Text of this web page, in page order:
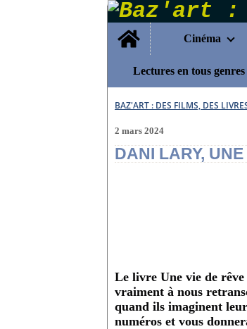
Home
Cinéma
Lectures en tous genres
BAZ'ART : DES FILMS, DES
2 mars 2024
DANI LARY,
Le livre Une vie de
vraiment à nous
quand ils imaginent
numéros et vous